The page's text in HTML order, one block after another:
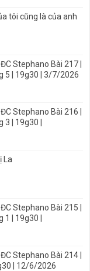
tôi cũng là của anh
Stephano Bài 217 |
5 | 19g30 | 3/7/2026
Stephano Bài 216 |
3 | 19g30 |
La
Stephano Bài 215 |
1 | 19g30 |
Stephano Bài 214 |
| 12/6/2026